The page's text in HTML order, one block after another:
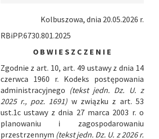
Kolbuszowa, dnia 20.05.2026 r.
RBiPP.6730.801.2025
O B W I E S Z C Z E N I E
Zgodnie z art. 10, art. 49 ustawy z dnia 14
czerwca 1960 r. Kodeks postępowania
administracyjnego (tekst jedn. Dz. U. z
2025 r., poz. 1691) w związku z art. 53
ust.1c ustawy z dnia 27 marca 2003 r. o
planowaniu i zagospodarowaniu
przestrzennym (tekst jedn. Dz. U. z 2026 r.